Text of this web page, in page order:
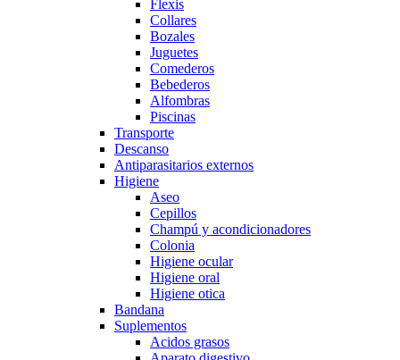
Flexis
Collares
Bozales
Juguetes
Comederos
Bebederos
Alfombras
Piscinas
Transporte
Descanso
Antiparasitarios externos
Higiene
Aseo
Cepillos
Champú y acondicionadores
Colonia
Higiene ocular
Higiene oral
Higiene otica
Bandana
Suplementos
Acidos grasos